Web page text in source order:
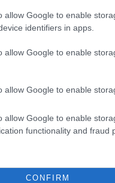
allow Google to enable
identifiers in apps.
allow Google to enable
allow Google to enable
allow Google to enable
functionality and fraud
CONFIRM
munkaerőpiac
óriási hajó
erre, első körben azt